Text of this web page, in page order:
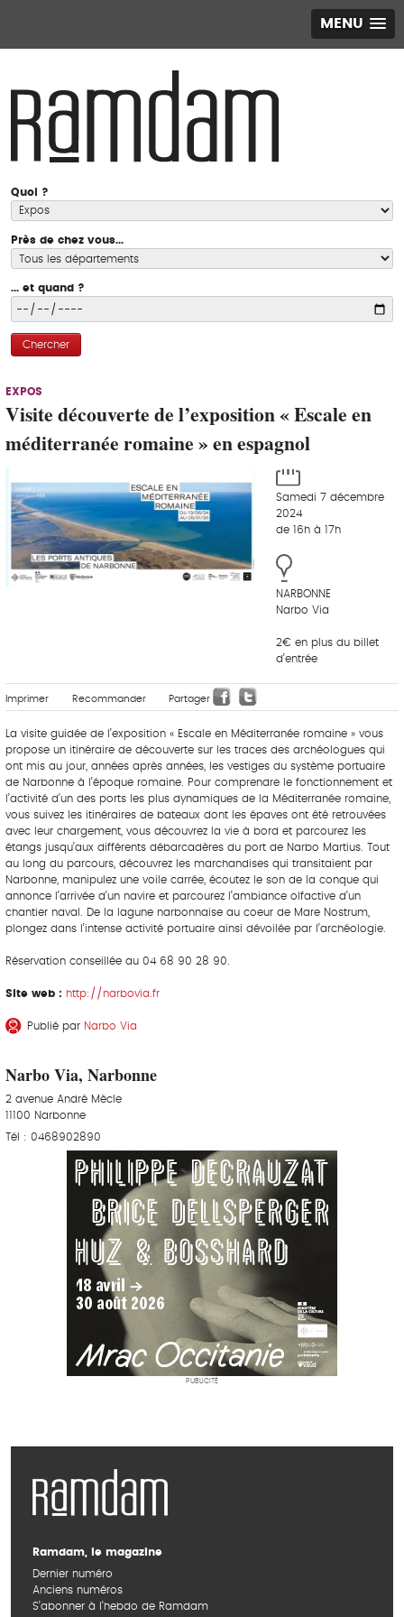
MENU
Quoi ?
Près de chez vous...
... et quand ?
Chercher
EXPOS
Visite découverte de l’exposition « Escale en
méditerranée romaine » en espagnol
Samedi 7 décembre
2024
de 16h à 17h
NARBONNE
Narbo Via
2€ en plus du billet
d’entrée
Imprimer Recommander Partager
La visite guidée de l’exposition « Escale en Méditerranée romaine » vous
propose un itinéraire de découverte sur les traces des archéologues qui
ont mis au jour, années après années, les vestiges du système portuaire
de Narbonne à l’époque romaine. Pour comprendre le fonctionnement et
l’activité d’un des ports les plus dynamiques de la Méditerranée romaine,
vous suivez les itinéraires de bateaux dont les épaves ont été retrouvées
avec leur chargement, vous découvrez la vie à bord et parcourez les
étangs jusqu’aux différents débarcadères du port de Narbo Martius. Tout
au long du parcours, découvrez les marchandises qui transitaient par
Narbonne, manipulez une voile carrée, écoutez le son de la conque qui
annonce l’arrivée d’un navire et parcourez l’ambiance olfactive d’un
chantier naval. De la lagune narbonnaise au coeur de Mare Nostrum,
plongez dans l’intense activité portuaire ainsi dévoilée par l’archéologie.
Réservation conseillée au 04 68 90 28 90.
Site web : http://narbovia.fr
Publié par Narbo Via
Narbo Via, Narbonne
2 avenue André Mècle
11100 Narbonne
Tél : 0468902890
PUBLICITÉ
Ramdam, le magazine
Dernier numéro
Anciens numéros
S’abonner à l’hebdo de Ramdam